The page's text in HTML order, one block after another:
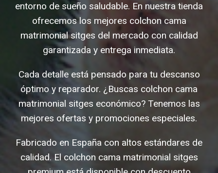
entorno de sueño saludable. En nuestra tienda
ofrecemos los mejores colchon cama
matrimonial sitges del mercado con calidad
garantizada y entrega inmediata.
Cada detalle está pensado para tu descanso
óptimo y reparador. ¿Buscas colchon cama
matrimonial sitges económico? Tenemos las
mejores ofertas y promociones especiales.
Fabricado en España con altos estándares de
calidad. El colchon cama matrimonial sitges